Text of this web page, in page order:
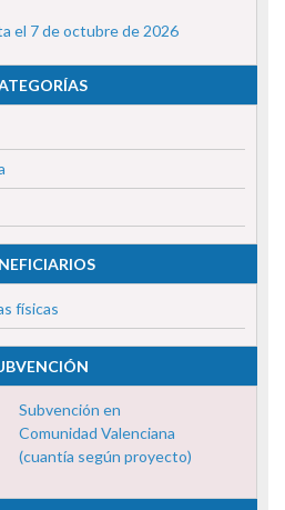
el 7 de octubre de 2026
físicas
Subvención en
Comunidad Valenciana
(cuantía según proyecto)